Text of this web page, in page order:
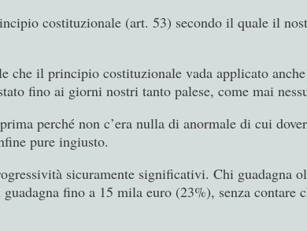
costituzionale (art. 53) secondo il quale il
che il principio costituzionale vada applicato
fino ai giorni nostri tanto palese, come mai
perché non c’era nulla di anormale di cui
pure ingiusto.
sicuramente significativi. Chi guadagna
fino a 15 mila euro (23%), senza